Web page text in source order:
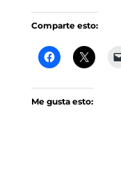
Comparte esto:
Me gusta esto: